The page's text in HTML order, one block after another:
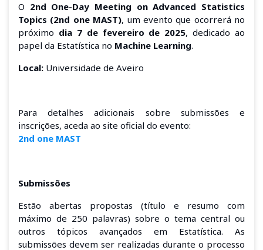
O 2nd One-Day Meeting on Advanced Statistics
Topics (2nd one MAST), um evento que ocorrerá no
próximo dia 7 de fevereiro de 2025, dedicado ao
papel da Estatística no Machine Learning.
Local: Universidade de Aveiro
Para detalhes adicionais sobre submissões e
inscrições, aceda ao site oficial do evento:
2nd one MAST
Submissões
Estão abertas propostas (título e resumo com
máximo de 250 palavras) sobre o tema central ou
outros tópicos avançados em Estatística. As
submissões devem ser realizadas durante o processo